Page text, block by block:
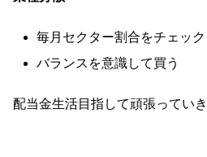
毎月セクター割合をチェック
バランスを意識して買う
配当金生活目指して頑張ってい